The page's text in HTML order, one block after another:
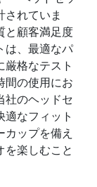
されていま
と顧客満足度
は、最適なパ
厳格なテスト
間の使用にお
社のヘッドセ
適なフィット
ップを備え
を楽しむこと